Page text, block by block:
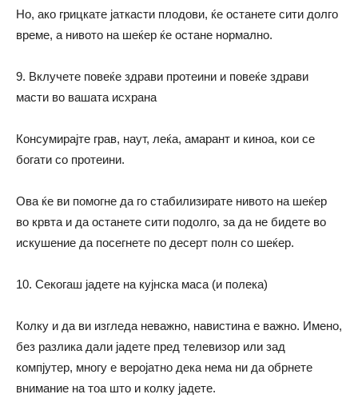
Но, ако грицкате јаткасти плодови, ќе останете сити долго
време, а нивото на шеќер ќе остане нормално.
9. Вклучете повеќе здрави протеини и повеќе здрави
масти во вашата исхрана
Консумирајте грав, наут, леќа, амарант и киноа, кои се
богати со протеини.
Ова ќе ви помогне да го стабилизирате нивото на шеќер
во крвта и да останете сити подолго, за да не бидете во
искушение да посегнете по десерт полн со шеќер.
10. Секогаш јадете на кујнска маса (и полека)
Колку и да ви изгледа неважно, навистина е важно. Имено,
без разлика дали јадете пред телевизор или зад
компјутер, многу е веројатно дека нема ни да обрнете
внимание на тоа што и колку јадете.